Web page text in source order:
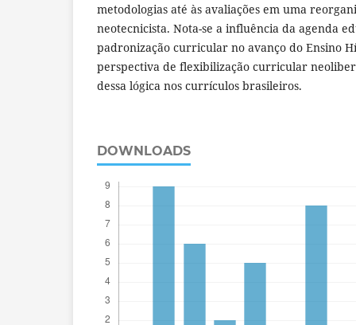
metodologias até às avaliações em uma
neotecnicista. Nota-se a influência da agenda
padronização curricular no avanço do Ensino
perspectiva de flexibilização curricular
dessa lógica nos currículos brasileiros.
DOWNLOADS